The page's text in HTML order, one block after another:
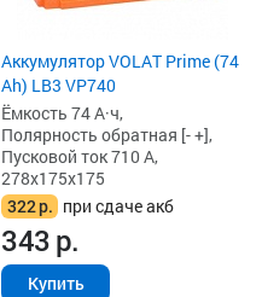
Аккумулятор VOLAT Prime (74
Ah) LB3 VP740
Ёмкость 74 А·ч,
Полярность обратная [- +],
Пусковой ток 710 А,
278x175x175
322р. при сдаче акб
343р.
Купить